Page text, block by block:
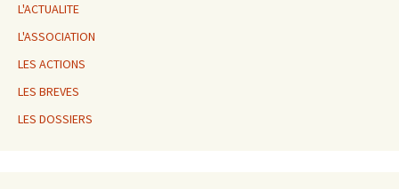
L'ACTUALITE
L'ASSOCIATION
LES ACTIONS
LES BREVES
LES DOSSIERS